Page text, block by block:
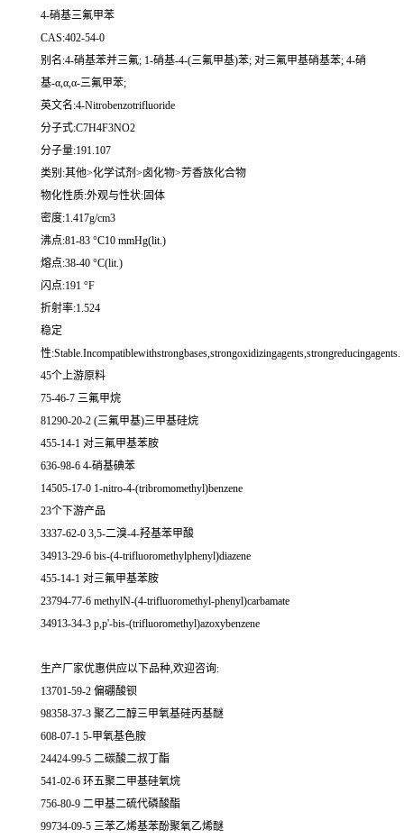
4-硝基三氟甲苯
CAS:402-54-0
别名:4-硝基苯并三氟; 1-硝基-4-(三氟甲基)苯; 对三氟甲基硝基苯; 4-硝
基-α,α,α-三氟甲苯;
英文名:4-Nitrobenzotrifluoride
分子式:C7H4F3NO2
分子量:191.107
类别:其他>化学试剂>卤化物>芳香族化合物
物化性质:外观与性状:固体
密度:1.417g/cm3
沸点:81-83 °C10 mmHg(lit.)
熔点:38-40 °C(lit.)
闪点:191 °F
折射率:1.524
稳定
性:Stable.Incompatiblewithstrongbases,strongoxidizingagents,strongreducingagents.
45个上游原料
75-46-7 三氟甲烷
81290-20-2 (三氟甲基)三甲基硅烷
455-14-1 对三氟甲基苯胺
636-98-6 4-硝基碘苯
14505-17-0 1-nitro-4-(tribromomethyl)benzene
23个下游产品
3337-62-0 3,5-二溴-4-羟基苯甲酸
34913-29-6 bis-(4-trifluoromethylphenyl)diazene
455-14-1 对三氟甲基苯胺
23794-77-6 methylN-(4-trifluoromethyl-phenyl)carbamate
34913-34-3 p,p'-bis-(trifluoromethyl)azoxybenzene
生产厂家优惠供应以下品种,欢迎咨询:
13701-59-2 偏硼酸钡
98358-37-3 聚乙二醇三甲氧基硅丙基醚
608-07-1 5-甲氧基色胺
24424-99-5 二碳酸二叔丁酯
541-02-6 环五聚二甲基硅氧烷
756-80-9 二甲基二硫代磷酸酯
99734-09-5 三苯乙烯基苯酚聚氧乙烯醚